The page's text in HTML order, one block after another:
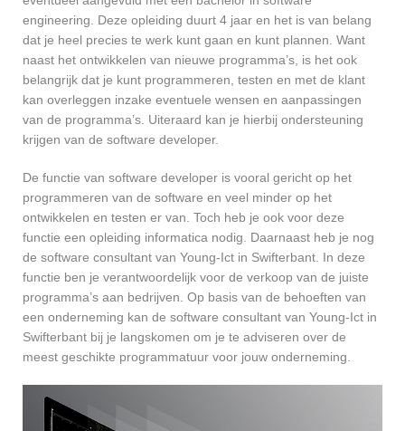
engineering. Deze opleiding duurt 4 jaar en het is van belang
dat je heel precies te werk kunt gaan en kunt plannen. Want
naast het ontwikkelen van nieuwe programma’s, is het ook
belangrijk dat je kunt programmeren, testen en met de klant
kan overleggen inzake eventuele wensen en aanpassingen
van de programma’s. Uiteraard kan je hierbij ondersteuning
krijgen van de software developer.
De functie van software developer is vooral gericht op het
programmeren van de software en veel minder op het
ontwikkelen en testen er van. Toch heb je ook voor deze
functie een opleiding informatica nodig. Daarnaast heb je nog
de software consultant van Young-Ict in Swifterbant. In deze
functie ben je verantwoordelijk voor de verkoop van de juiste
programma’s aan bedrijven. Op basis van de behoeften van
een onderneming kan de software consultant van Young-Ict in
Swifterbant bij je langskomen om je te adviseren over de
meest geschikte programmatuur voor jouw onderneming.